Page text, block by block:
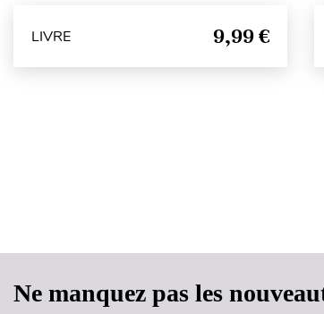
LIVRE 9,99 €
Ne manquez pas les